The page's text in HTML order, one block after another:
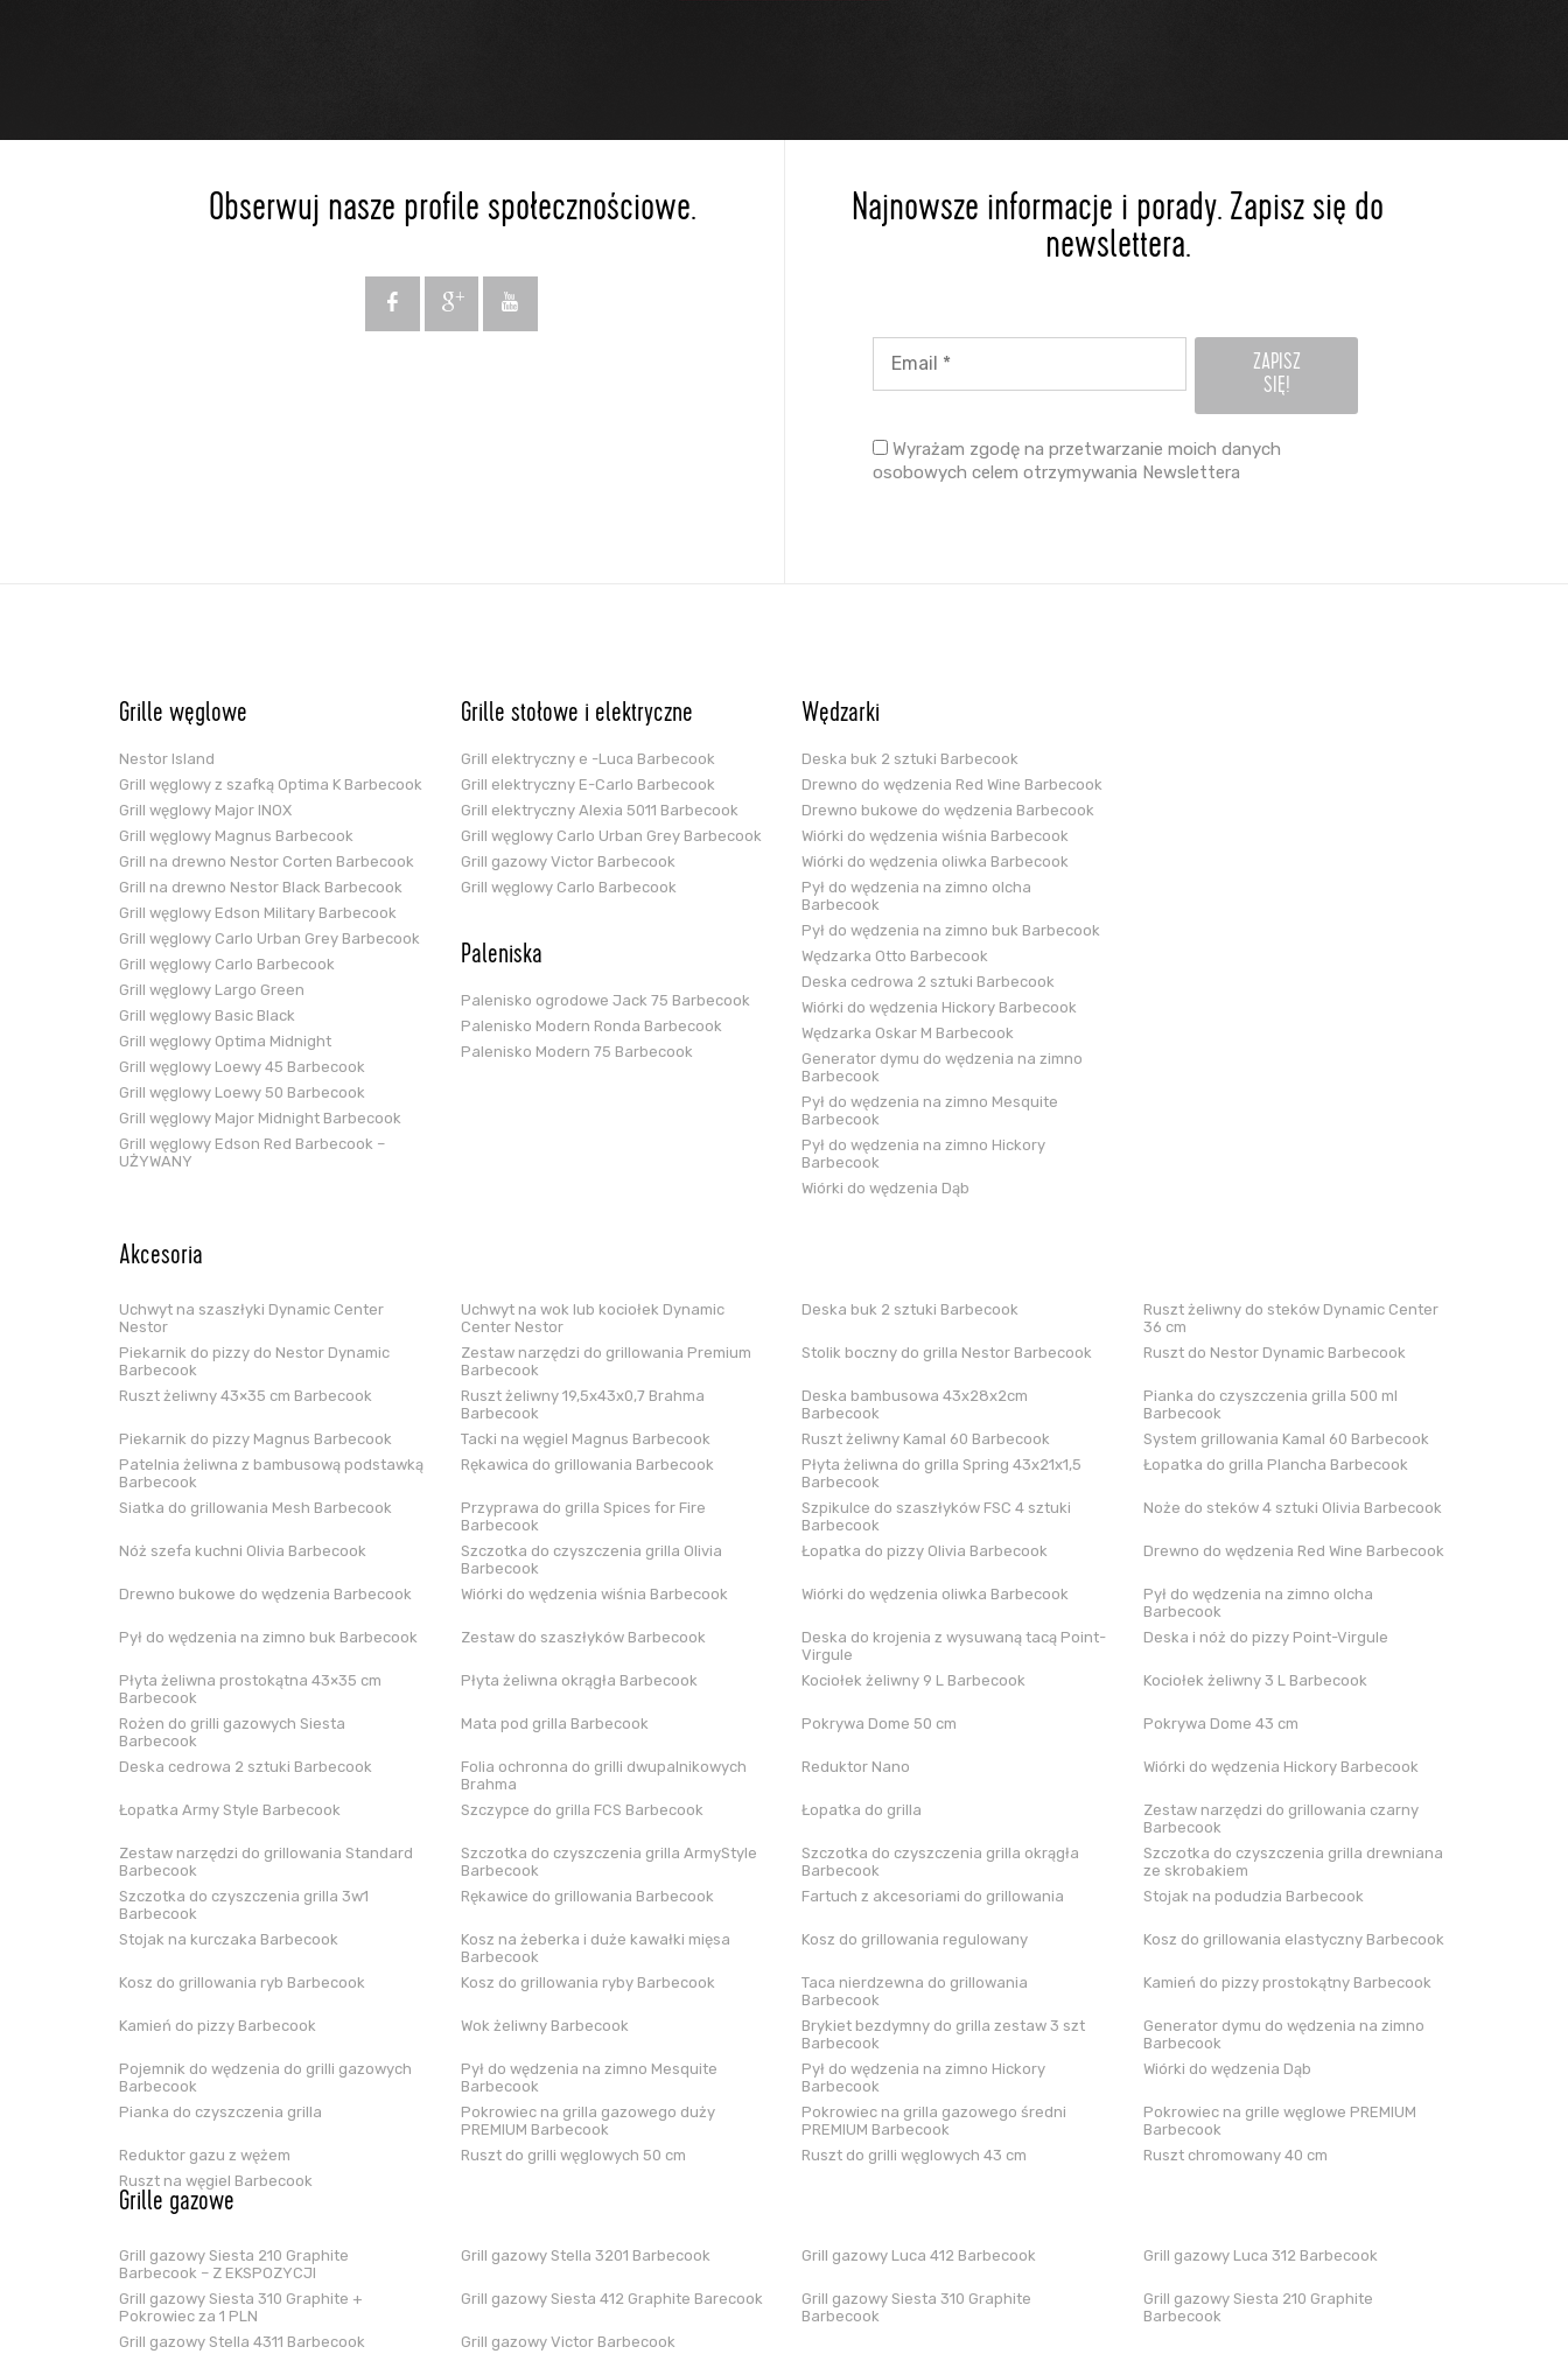
Obserwuj nasze profile społecznościowe.
Najnowsze informacje i porady. Zapisz się do
newslettera.
Wyrażam zgodę na przetwarzanie moich danych
osobowych celem otrzymywania Newslettera
Grille węglowe
Nestor Island
Grill węglowy z szafką Optima K Barbecook
Grill węglowy Major INOX
Grill węglowy Magnus Barbecook
Grill na drewno Nestor Corten Barbecook
Grill na drewno Nestor Black Barbecook
Grill węglowy Edson Military Barbecook
Grill węglowy Carlo Urban Grey Barbecook
Grill węglowy Carlo Barbecook
Grill węglowy Largo Green
Grill węglowy Basic Black
Grill węglowy Optima Midnight
Grill węglowy Loewy 45 Barbecook
Grill węglowy Loewy 50 Barbecook
Grill węglowy Major Midnight Barbecook
Grill węglowy Edson Red Barbecook –
UŻYWANY
Grille stołowe i elektryczne
Grill elektryczny e -Luca Barbecook
Grill elektryczny E-Carlo Barbecook
Grill elektryczny Alexia 5011 Barbecook
Grill węglowy Carlo Urban Grey Barbecook
Grill gazowy Victor Barbecook
Grill węglowy Carlo Barbecook
Paleniska
Palenisko ogrodowe Jack 75 Barbecook
Palenisko Modern Ronda Barbecook
Palenisko Modern 75 Barbecook
Wędzarki
Deska buk 2 sztuki Barbecook
Drewno do wędzenia Red Wine Barbecook
Drewno bukowe do wędzenia Barbecook
Wiórki do wędzenia wiśnia Barbecook
Wiórki do wędzenia oliwka Barbecook
Pył do wędzenia na zimno olcha
Barbecook
Pył do wędzenia na zimno buk Barbecook
Wędzarka Otto Barbecook
Deska cedrowa 2 sztuki Barbecook
Wiórki do wędzenia Hickory Barbecook
Wędzarka Oskar M Barbecook
Generator dymu do wędzenia na zimno
Barbecook
Pył do wędzenia na zimno Mesquite
Barbecook
Pył do wędzenia na zimno Hickory
Barbecook
Wiórki do wędzenia Dąb
Akcesoria
Uchwyt na szaszłyki Dynamic Center
Nestor
Uchwyt na wok lub kociołek Dynamic
Center Nestor
Deska buk 2 sztuki Barbecook
Ruszt żeliwny do steków Dynamic Center
36 cm
Piekarnik do pizzy do Nestor Dynamic
Barbecook
Zestaw narzędzi do grillowania Premium
Barbecook
Stolik boczny do grilla Nestor Barbecook Ruszt do Nestor Dynamic Barbecook
Ruszt żeliwny 43×35 cm Barbecook
Ruszt żeliwny 19,5x43x0,7 Brahma
Barbecook
Deska bambusowa 43x28x2cm
Barbecook
Pianka do czyszczenia grilla 500 ml
Barbecook
Piekarnik do pizzy Magnus Barbecook
Tacki na węgiel Magnus Barbecook Ruszt żeliwny Kamal 60 Barbecook
System grillowania Kamal 60 Barbecook
Patelnia żeliwna z bambusową podstawką
Barbecook
Rękawica do grillowania Barbecook
Płyta żeliwna do grilla Spring 43x21x1,5
Barbecook
Łopatka do grilla Plancha Barbecook
Siatka do grillowania Mesh Barbecook
Przyprawa do grilla Spices for Fire
Barbecook
Szpikulce do szaszłyków FSC 4 sztuki
Barbecook
Noże do steków 4 sztuki Olivia Barbecook
Nóż szefa kuchni Olivia Barbecook
Szczotka do czyszczenia grilla Olivia
Barbecook
Łopatka do pizzy Olivia Barbecook Drewno do wędzenia Red Wine Barbecook
Drewno bukowe do wędzenia Barbecook Wiórki do wędzenia wiśnia Barbecook Wiórki do wędzenia oliwka Barbecook
Pył do wędzenia na zimno olcha
Barbecook
Pył do wędzenia na zimno buk Barbecook
Zestaw do szaszłyków Barbecook
Deska do krojenia z wysuwaną tacą Point-
Virgule
Deska i nóż do pizzy Point-Virgule
Płyta żeliwna prostokątna 43×35 cm
Barbecook
Płyta żeliwna okrągła Barbecook Kociołek żeliwny 9 L Barbecook Kociołek żeliwny 3 L Barbecook
Rożen do grilli gazowych Siesta
Barbecook
Mata pod grilla Barbecook Pokrywa Dome 50 cm Pokrywa Dome 43 cm
Deska cedrowa 2 sztuki Barbecook
Folia ochronna do grilli dwupalnikowych
Brahma
Reduktor Nano Wiórki do wędzenia Hickory Barbecook
Łopatka Army Style Barbecook Szczypce do grilla FCS Barbecook Łopatka do grilla
Zestaw narzędzi do grillowania czarny
Barbecook
Zestaw narzędzi do grillowania Standard
Barbecook
Szczotka do czyszczenia grilla ArmyStyle
Barbecook
Szczotka do czyszczenia grilla okrągła
Barbecook
Szczotka do czyszczenia grilla drewniana
ze skrobakiem
Szczotka do czyszczenia grilla 3w1
Barbecook
Rękawice do grillowania Barbecook Fartuch z akcesoriami do grillowania Stojak na podudzia Barbecook
Stojak na kurczaka Barbecook
Kosz na żeberka i duże kawałki mięsa
Barbecook
Kosz do grillowania regulowany Kosz do grillowania elastyczny Barbecook
Kosz do grillowania ryb Barbecook Kosz do grillowania ryby Barbecook
Taca nierdzewna do grillowania
Barbecook
Kamień do pizzy prostokątny Barbecook
Kamień do pizzy Barbecook Wok żeliwny Barbecook
Brykiet bezdymny do grilla zestaw 3 szt
Barbecook
Generator dymu do wędzenia na zimno
Barbecook
Pojemnik do wędzenia do grilli gazowych
Barbecook
Pył do wędzenia na zimno Mesquite
Barbecook
Pył do wędzenia na zimno Hickory
Barbecook
Wiórki do wędzenia Dąb
Pianka do czyszczenia grilla
Pokrowiec na grilla gazowego duży
PREMIUM Barbecook
Pokrowiec na grilla gazowego średni
PREMIUM Barbecook
Pokrowiec na grille węglowe PREMIUM
Barbecook
Reduktor gazu z wężem
Ruszt do grilli węglowych 50 cm Ruszt do grilli węglowych 43 cm
Ruszt chromowany 40 cm
Ruszt na węgiel Barbecook
Grille gazowe
Grill gazowy Siesta 210 Graphite
Barbecook – Z EKSPOZYCJI
Grill gazowy Stella 3201 Barbecook Grill gazowy Luca 412 Barbecook Grill gazowy Luca 312 Barbecook
Grill gazowy Siesta 310 Graphite +
Pokrowiec za 1 PLN
Grill gazowy Siesta 412 Graphite Barecook
Grill gazowy Siesta 310 Graphite
Barbecook
Grill gazowy Siesta 210 Graphite
Barbecook
Grill gazowy Stella 4311 Barbecook
Grill gazowy Victor Barbecook